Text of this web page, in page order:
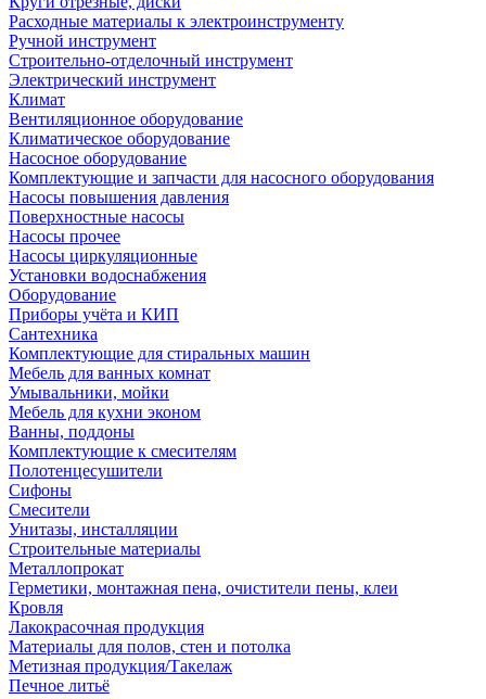
Расходные материалы к электроинструменту
Ручной инструмент
Строительно-отделочный инструмент
Электрический инструмент
Климат
Вентиляционное оборудование
Климатическое оборудование
Насосное оборудование
Комплектующие и запчасти для насосного оборудования
Насосы повышения давления
Поверхностные насосы
Насосы прочее
Насосы циркуляционные
Установки водоснабжения
Оборудование
Приборы учёта и КИП
Сантехника
Комплектующие для стиральных машин
Мебель для ванных комнат
Умывальники, мойки
Мебель для кухни эконом
Ванны, поддоны
Комплектующие к смесителям
Полотенцесушители
Сифоны
Смесители
Унитазы, инсталляции
Строительные материалы
Металлопрокат
Герметики, монтажная пена, очистители пены, клеи
Кровля
Лакокрасочная продукция
Материалы для полов, стен и потолка
Метизная продукция/Такелаж
Печное литьё